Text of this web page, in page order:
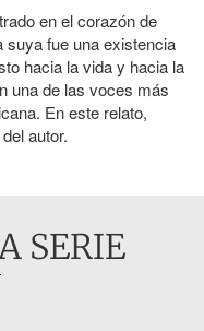
en el corazón de
suya fue una existencia
hacia la vida y hacia la
una de las voces más
En este relato,
autor.
SERIE